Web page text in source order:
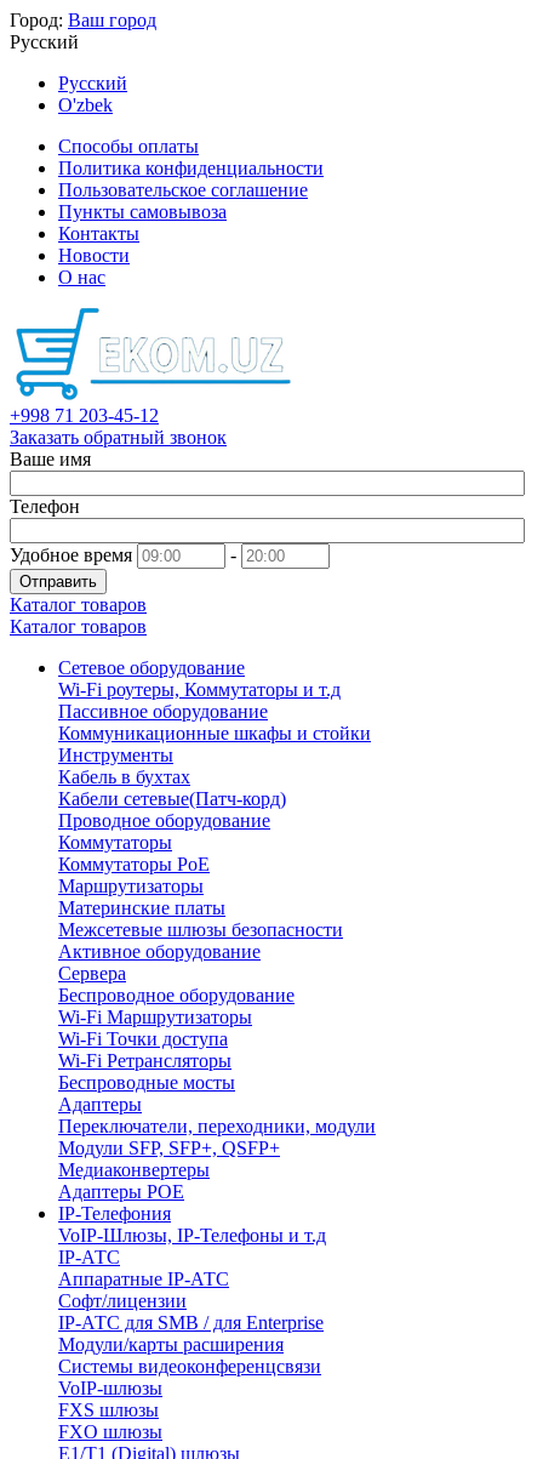
Город: Ваш город
Русский
Русский
O'zbek
Способы оплаты
Политика конфиденциальности
Пользовательское соглашение
Пункты самовывоза
Контакты
Новости
О нас
+998 71 203-45-12
Заказать обратный звонок
Ваше имя
Телефон
Удобное время -
Отправить
Каталог товаров
Каталог товаров
Сетевое оборудование
Wi-Fi роутеры, Коммутаторы и т.д
Пассивное оборудование
Коммуникационные шкафы и стойки
Инструменты
Кабель в бухтах
Кабели сетевые(Патч-корд)
Проводное оборудование
Коммутаторы
Коммутаторы PoE
Маршрутизаторы
Материнские платы
Межсетевые шлюзы безопасности
Активное оборудование
Сервера
Беспроводное оборудование
Wi-Fi Маршрутизаторы
Wi-Fi Точки доступа
Wi-Fi Ретрансляторы
Беспроводные мосты
Адаптеры
Переключатели, переходники, модули
Модули SFP, SFP+, QSFP+
Медиаконвертеры
Адаптеры POE
IP-Телефония
VoIP-Шлюзы, IP-Телефоны и т.д
IP-АТС
Аппаратные IP-АТС
Софт/лицензии
IP-АТС для SMB / для Enterprise
Модули/карты расширения
Системы видеоконференцсвязи
VoIP-шлюзы
FXS шлюзы
FXO шлюзы
E1/T1 (Digital) шлюзы